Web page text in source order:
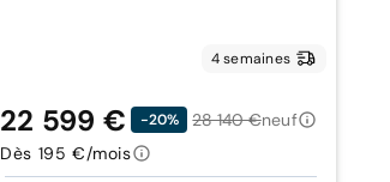
4 semaines
22 599 € -20% 28 140 €neuf
Dès 195 €/mois